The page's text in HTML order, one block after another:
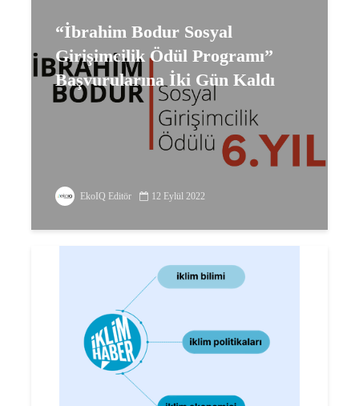
“İbrahim Bodur Sosyal
Girişimcilik Ödül Programı”
Başvurularına İki Gün Kaldı
EkoIQ Editör 12 Eylül 2022